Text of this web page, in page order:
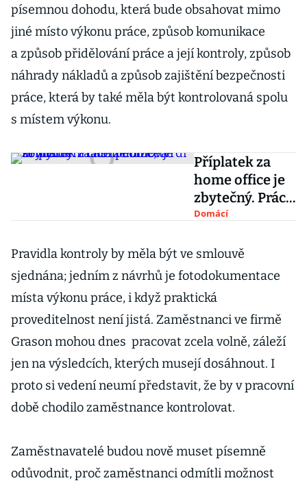
písemnou dohodu, která bude obsahovat mimo
jiné místo výkonu práce, způsob komunikace
a způsob přidělování práce a její kontroly, způsob
náhrady nákladů a způsob zajištění bezpečnosti
práce, která by také měla být kontrolovaná spolu
s místem výkonu.
Příplatek za
home office je
zbytečný. Práce
z domova šetří
peníze, tvrdí
firmy
Domácí
Pravidla kontroly by měla být ve smlouvě
sjednána; jedním z návrhů je fotodokumentace
místa výkonu práce, i když praktická
proveditelnost není jistá. Zaměstnanci ve firmě
Grason mohou dnes pracovat zcela volně, záleží
jen na výsledcích, kterých musejí dosáhnout. I
proto si vedení neumí představit, že by v pracovní
době chodilo zaměstnance kontrolovat.
Zaměstnavatelé budou nově muset písemně
odůvodnit, proč zaměstnanci odmítli možnost